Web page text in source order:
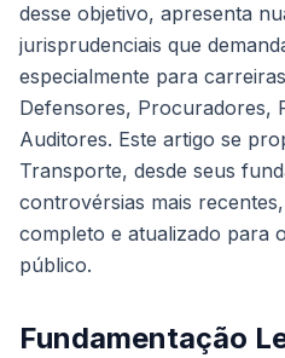
desse objetivo, apresenta
jurisprudenciais que
especialmente para
Defensores, Procuradores,
Auditores. Este artigo se
Transporte, desde seus
controvérsias mais
completo e atualizado para
público.
Fundamentação